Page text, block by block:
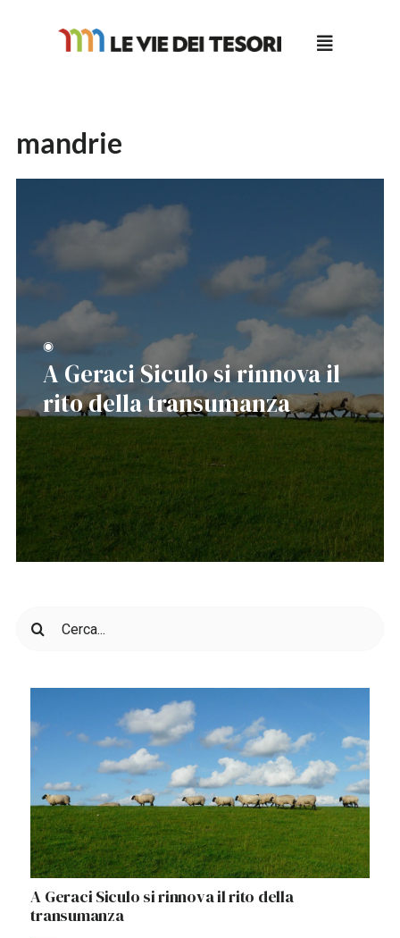
mandrie
◉
A Geraci Siculo si rinnova il
rito della transumanza
per:
A Geraci Siculo si rinnova il rito della
transumanza